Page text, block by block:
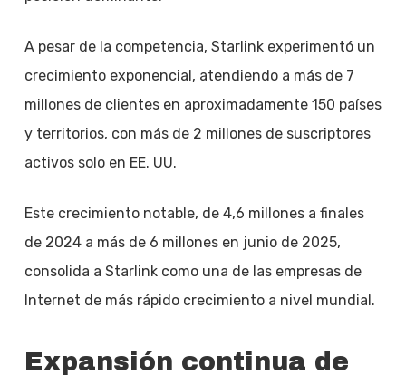
A pesar de la competencia, Starlink experimentó un
crecimiento exponencial, atendiendo a más de 7
millones de clientes en aproximadamente 150 países
y territorios, con más de 2 millones de suscriptores
activos solo en EE. UU.
Este crecimiento notable, de 4,6 millones a finales
de 2024 a más de 6 millones en junio de 2025,
consolida a Starlink como una de las empresas de
Internet de más rápido crecimiento a nivel mundial.
Expansión continua de